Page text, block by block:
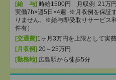
[給 与] 時給1500円 月収例 21万
実働7h×週5日×4週 ※月収例を保証
りません。※給与即受取りサービス
件有）
[交通費] 1ヶ月3万円を上限として実
[月収例] 20～25万円
[勤務地] 広島駅から徒歩5分